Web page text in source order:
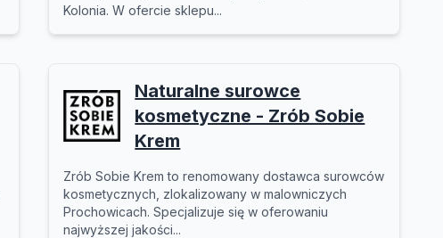
Kolonia. W ofercie sklepu...
Naturalne surowce
kosmetyczne - Zrób Sobie
Krem
Zrób Sobie Krem to renomowany dostawca surowców
kosmetycznych, zlokalizowany w malowniczych
Prochowicach. Specjalizuje się w oferowaniu
najwyższej jakości...